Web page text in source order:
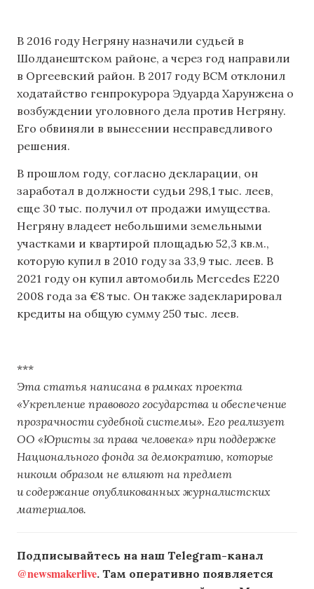
В 2016 году Негряну назначили судьей в
Шолданештском районе, а через год направили
в Оргеевский район. В 2017 году ВСМ отклонил
ходатайство генпрокурора Эдуарда Харунжена о
возбуждении уголовного дела против Негряну.
Его обвиняли в вынесении несправедливого
решения.
В прошлом году, согласно декларации, он
заработал в должности судьи 298,1 тыс. леев,
еще 30 тыс. получил от продажи имущества.
Негряну владеет небольшими земельными
участками и квартирой площадью 52,3 кв.м.,
которую купил в 2010 году за 33,9 тыс. леев. В
2021 году он купил автомобиль Mercedes E220
2008 года за €8 тыс. Он также задекларировал
кредиты на общую сумму 250 тыс. леев.
***
Эта статья написана в рамках проекта
«Укрепление правового государства и обеспечение
прозрачности судебной системы». Его реализует
ОО «Юристы за права человека» при поддержке
Национального фонда за демократию, которые
никоим образом не влияют на предмет
и содержание опубликованных журналистских
материалов.
Подписывайтесь на наш Telegram-канал
@newsmakerlive. Там оперативно появляется